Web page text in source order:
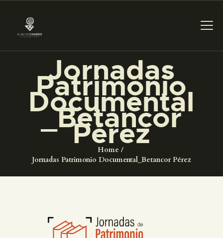
Jornadas
Patrimonio
Documental
_Betancor
Pérez
Home
Jornadas Patrimonio Documental_Betancor Pérez
PREPARAR LA VISITA
ACTIVIDADES
DIDÁCTICA